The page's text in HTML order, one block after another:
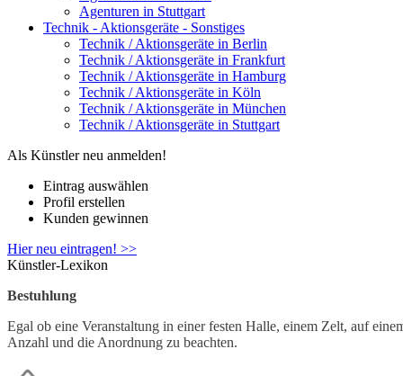
Agenturen in Stuttgart
Technik - Aktionsgeräte - Sonstiges
Technik / Aktionsgeräte in Berlin
Technik / Aktionsgeräte in Frankfurt
Technik / Aktionsgeräte in Hamburg
Technik / Aktionsgeräte in Köln
Technik / Aktionsgeräte in München
Technik / Aktionsgeräte in Stuttgart
Als Künstler neu anmelden!
Eintrag auswählen
Profil erstellen
Kunden gewinnen
Hier neu eintragen! >>
Künstler-Lexikon
Bestuhlung
Egal ob eine Veranstaltung in einer festen Halle, einem Zelt, auf
Anzahl und die Anordnung zu beachten.